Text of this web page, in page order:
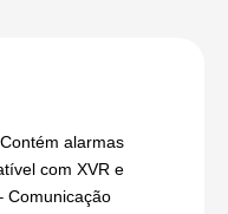
alarmas
com XVR e
Comunicação